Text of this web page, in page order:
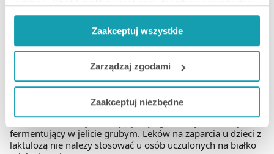
do prawidłowego działania Portalu oraz jego
funkcjonalności. W zależności od funkcji, dane o tym jak
korzystasz z naszej witryny będą również przekazywane
do naszych Partnerów marketingowych i analitycznych.
Jeżeli chcesz dostosować swoją zgodę i wybrać tylko
niektóre dodatkowe funkcje, z którymi wiąże się
zbieranie danych o Twojej aktywności dokonaj
preferowanych przez Ciebie wyborów i kliknij „Zarządzaj
zgodami”.
Zaakceptuj wszystkie
Zarządzaj zgodami
Zaakceptuj niezbędne
Najpopularniejsze leki na zaparcia u małych dzieci to czopki
glicerynowe stosowane doodbytniczo. Charakteryzują się
szybkim wchłanianiem. Zawarte w nich substancje działają
drażniąco na dolny odcinek jelita grubego, wspierając
aktywność motoryczną w przewodzie pokarmowym.
Syrop na zaparcia dla dzieci
Składnikiem aktywnym syropów na zaparcia jest laktuloza –
związek chemiczny składający się z galaktozy i fruktozy,
fermentujący w jelicie grubym. Leków na zaparcia u dzieci z
laktulozą nie należy stosować u osób uczulonych na białko